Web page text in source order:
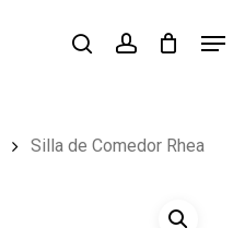
searchaccount
Silla de Comedor Rhea